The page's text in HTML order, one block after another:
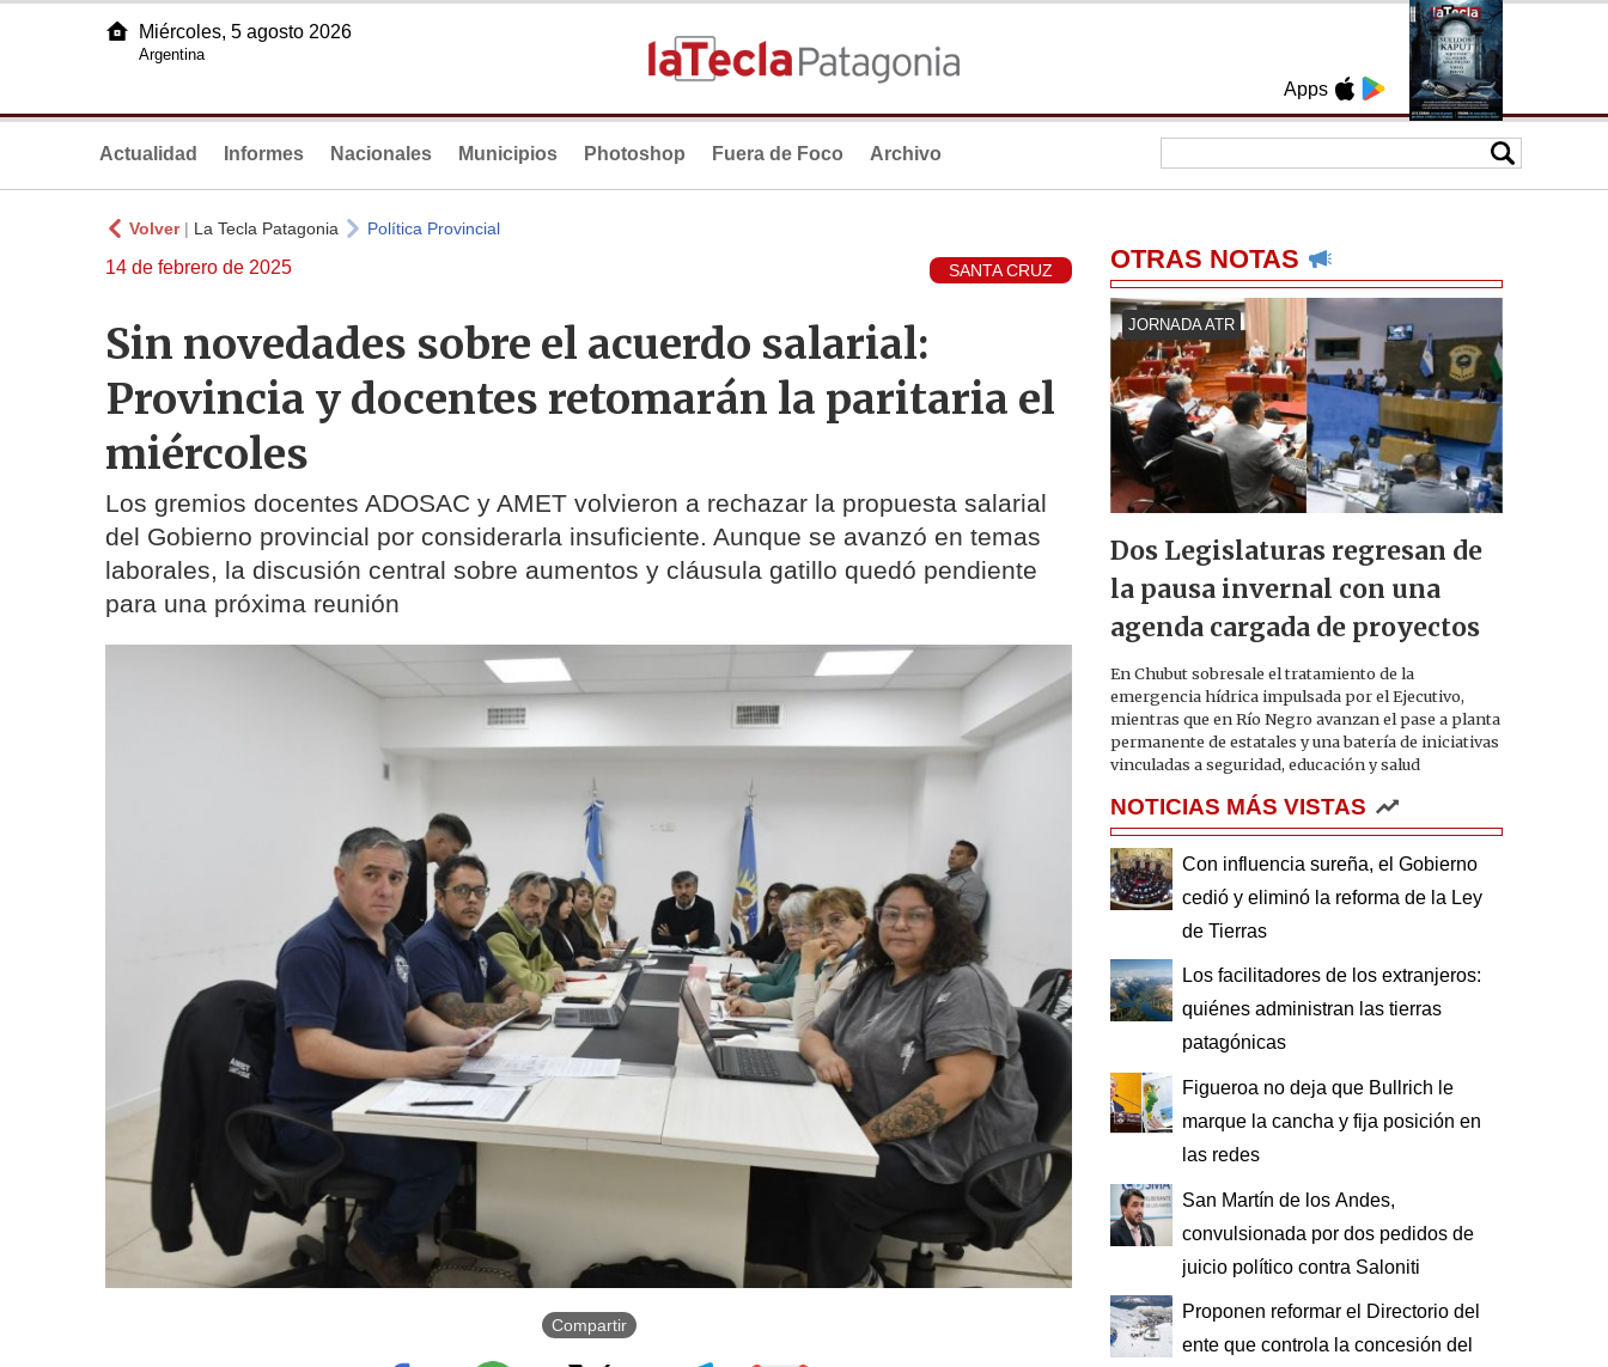
Apps
Miércoles, 5 agosto 2026
Argentina
Actualidad Informes Nacionales Municipios Photoshop Fuera de Foco Archivo
Volver| La Tecla Patagonia Política Provincial
14 de febrero de 2025 SANTA CRUZ
Sin novedades sobre el acuerdo salarial:
Provincia y docentes retomarán la paritaria el
miércoles
Los gremios docentes ADOSAC y AMET volvieron a rechazar la propuesta salarial
del Gobierno provincial por considerarla insuficiente. Aunque se avanzó en temas
laborales, la discusión central sobre aumentos y cláusula gatillo quedó pendiente
para una próxima reunión
Compartir
OTRAS NOTAS
JORNADA ATR
Dos Legislaturas regresan de
la pausa invernal con una
agenda cargada de proyectos
En Chubut sobresale el tratamiento de la
emergencia hídrica impulsada por el Ejecutivo,
mientras que en Río Negro avanzan el pase a planta
permanente de estatales y una batería de iniciativas
vinculadas a seguridad, educación y salud
NOTICIAS MÁS VISTAS
Con influencia sureña, el Gobierno
cedió y eliminó la reforma de la Ley
de Tierras
Los facilitadores de los extranjeros:
quiénes administran las tierras
patagónicas
Figueroa no deja que Bullrich le
marque la cancha y fija posición en
las redes
San Martín de los Andes,
convulsionada por dos pedidos de
juicio político contra Saloniti
Proponen reformar el Directorio del
ente que controla la concesión del